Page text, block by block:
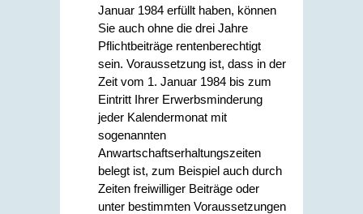
Januar 1984 erfüllt haben, können
Sie auch ohne die drei Jahre
Pflichtbeiträge rentenberechtigt
sein. Voraussetzung ist, dass in der
Zeit vom 1. Januar 1984 bis zum
Eintritt Ihrer Erwerbsminderung
jeder Kalendermonat mit
sogenannten
Anwartschaftserhaltungszeiten
belegt ist, zum Beispiel auch durch
Zeiten freiwilliger Beiträge oder
unter bestimmten Voraussetzungen